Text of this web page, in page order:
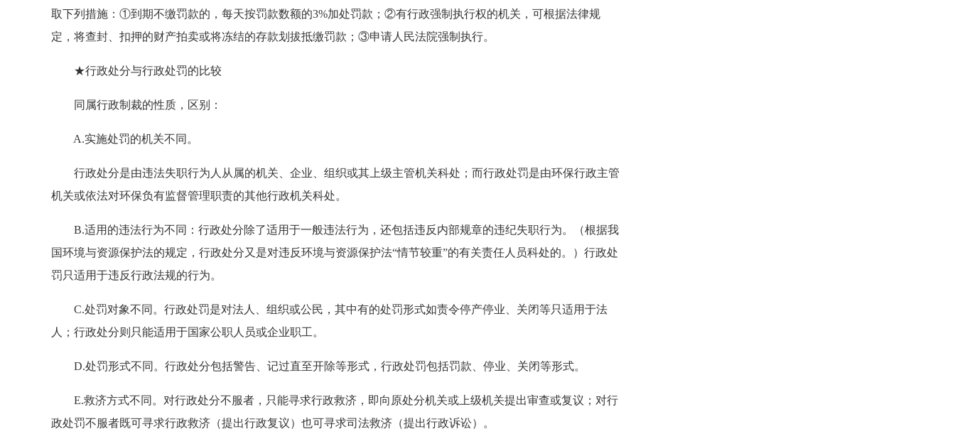
取下列措施：①到期不缴罚款的，每天按罚款数额的3%加处罚款；②有行政强制执行权的机关，可根据法律规
定，将查封、扣押的财产拍卖或将冻结的存款划拔抵缴罚款；③申请人民法院强制执行。
★行政处分与行政处罚的比较
同属行政制裁的性质，区别：
A.实施处罚的机关不同。
行政处分是由违法失职行为人从属的机关、企业、组织或其上级主管机关科处；而行政处罚是由环保行政主管
机关或依法对环保负有监督管理职责的其他行政机关科处。
B.适用的违法行为不同：行政处分除了适用于一般违法行为，还包括违反内部规章的违纪失职行为。（根据我
国环境与资源保护法的规定，行政处分又是对违反环境与资源保护法“情节较重”的有关责任人员科处的。）行政处
罚只适用于违反行政法规的行为。
C.处罚对象不同。行政处罚是对法人、组织或公民，其中有的处罚形式如责令停产停业、关闭等只适用于法
人；行政处分则只能适用于国家公职人员或企业职工。
D.处罚形式不同。行政处分包括警告、记过直至开除等形式，行政处罚包括罚款、停业、关闭等形式。
E.救济方式不同。对行政处分不服者，只能寻求行政救济，即向原处分机关或上级机关提出审查或复议；对行
政处罚不服者既可寻求行政救济（提出行政复议）也可寻求司法救济（提出行政诉讼）。